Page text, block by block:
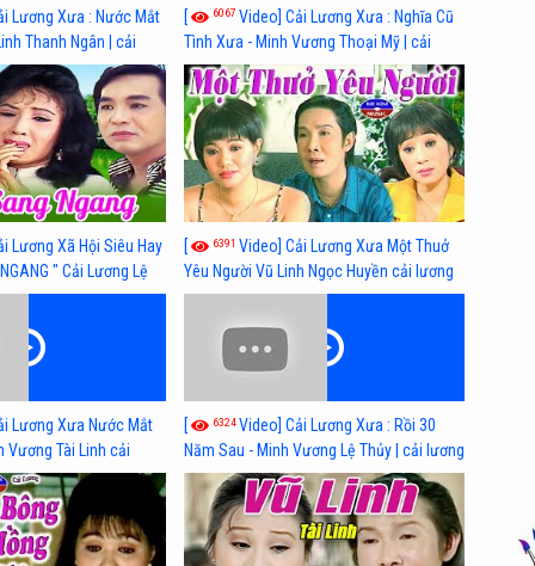
Lương Xưa : Nước Mắt
Thanh Ngân | cải
[ 6067 Video] Cải Lương Xưa : Nghĩa Cũ
Tình Xưa - Minh Vương Thoại Mỹ | cải
lương xã hội hay nhất
Lương Xã Hội Siêu Hay
" Cải Lương Lệ
Hồng Nga
[ 6391 Video] Cải Lương Xưa Một Thuở
Yêu Người Vũ Linh Ngọc Huyền cải lương
xã hội hay nhất
Lương Xưa Nước Mắt
Vương Tài Linh cải
[ 6324Video] Cải Lương Xưa : Rồi 30
Năm Sau - Minh Vương Lệ Thủy | cải lương
xã hội hay nhất